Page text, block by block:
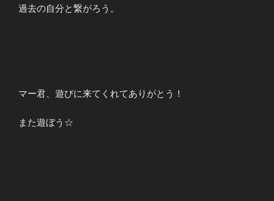
過去の自分と繋がろう。
マー君、遊びに来てくれてありがとう！
また遊ぼう☆